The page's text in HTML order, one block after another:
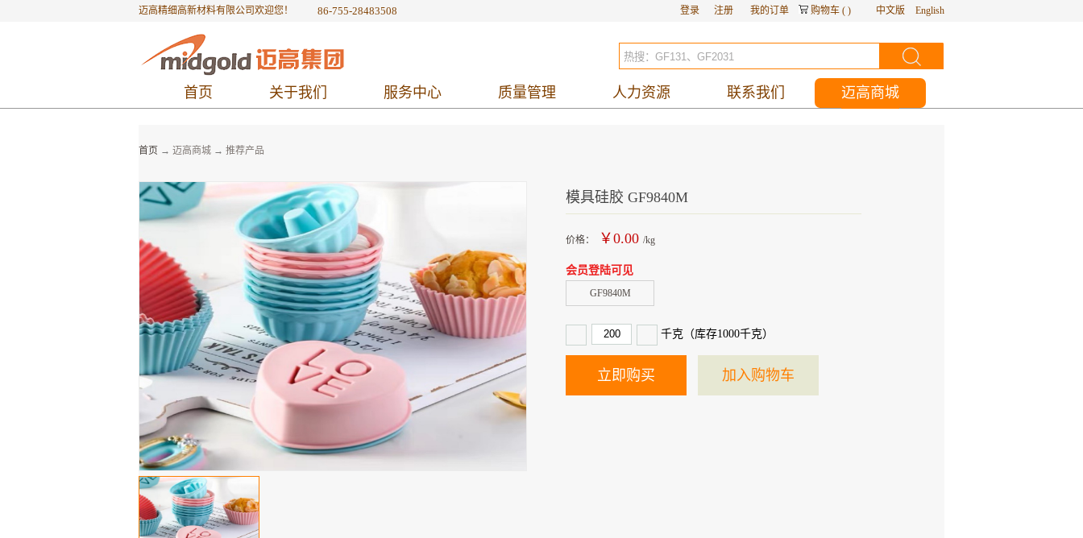
迈高精细高新材料有限公司欢迎您！ 86-755-28483508 中文版 English
购物车 ( )
我的订单
登录 注册
首页 关于我们 服务中心 质量管理 人力资源 联系我们 迈高商城
首页 → 迈高商城 → 推荐产品
模具硅胶 GF9840M
价格： ￥0.00 /kg
会员登陆可见
GF9840M
千克（库存1000千克）